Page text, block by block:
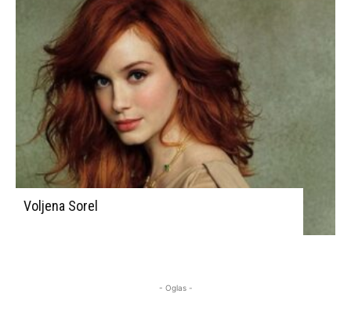
Voljena Sorel
- Oglas -